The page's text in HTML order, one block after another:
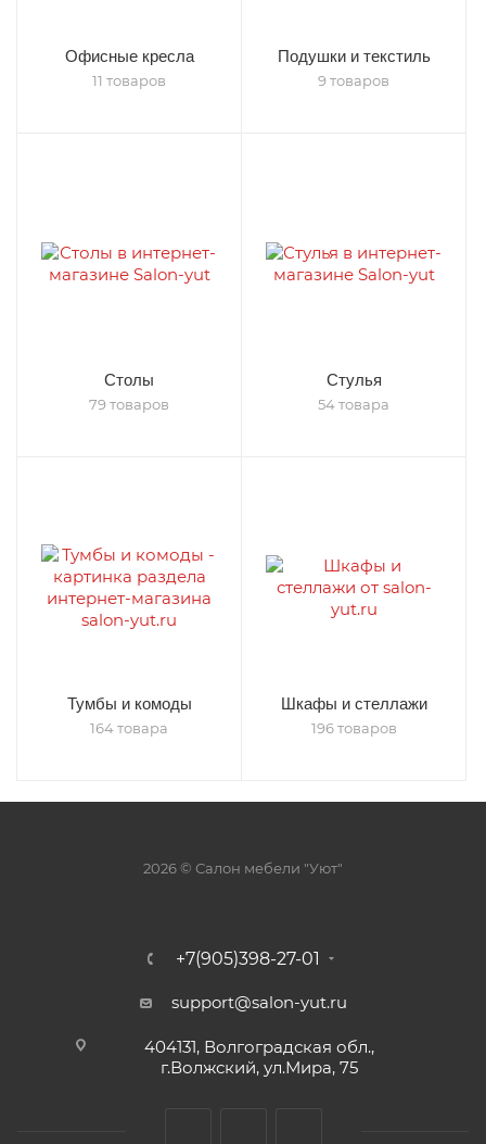
Офисные кресла
11 товаров
Подушки и текстиль
9 товаров
Столы
79 товаров
Стулья
54 товара
Тумбы и комоды
164 товара
Шкафы и стеллажи
196 товаров
2026 © Салон мебели "Уют"
+7(905)398-27-01
support@salon-yut.ru
404131, Волгоградская обл.,
г.Волжский, ул.Мира, 75